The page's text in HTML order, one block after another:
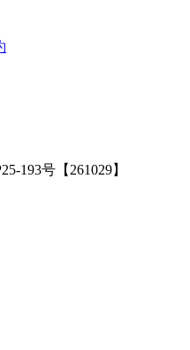
193号【261029】